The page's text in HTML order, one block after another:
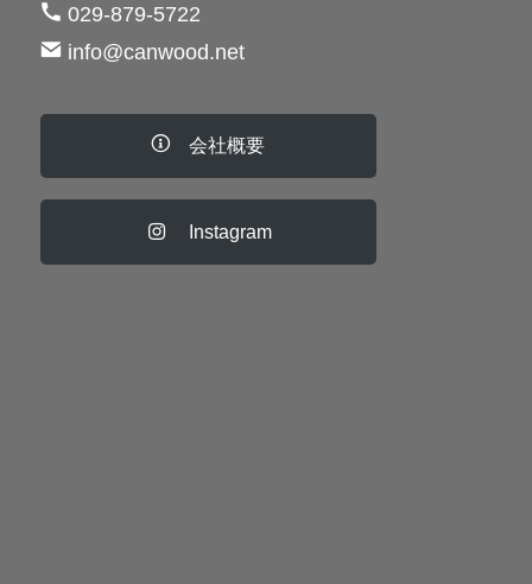
029-879-5722
info@canwood.net
会社概要
Instagram